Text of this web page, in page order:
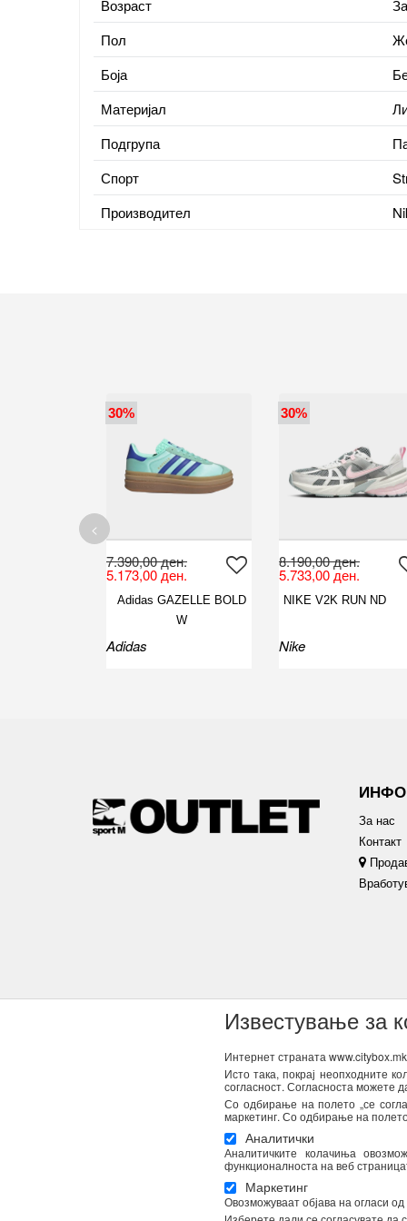
Известување за
Интернет страната
Исто така, покрај неопходните
согласност. Согласноста можете
Со одбирање на полето „се
маркетинг. Со одбирање на
Аналитички
Аналитичките колачиња
функционалноста на веб
Маркетинг
Овозможуваат објава на огласи
Возраст
Пол
Боја
Материјал
Подгрупа
Спорт
Производител
30%
7.390,00 ден.
5.173,00 ден.
Adidas GAZELLE BOLD
W
Adidas
30%
8.190,00 ден.
5.733,00 ден.
NIKE V2K RUN ND
Nike
<
За нас
Контакт
Се согласувам дека Спорт М ги користи моите лични
пошта. Податоците ќе бидат обработени во согласност
Вашата согласност во секое време. Повеќе информации